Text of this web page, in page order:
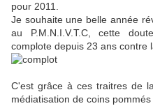
pour 2011.
Je souhaite une belle année
au P.M.N.I.V.T.C, cette
complote depuis 23 ans contre
C'est grâce à ces traitres de
médiatisation de coins